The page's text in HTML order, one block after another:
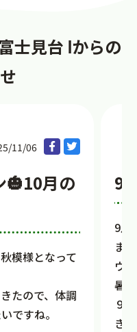
士見台 Ⅰからの
11/06
🎃10月の
模様となって
たので、体調
ですね。
9
9月
ま
ウ
暑
９
き